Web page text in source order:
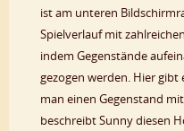
ist am unteren
Spielverlauf mit
indem Gegenstände
gezogen werden. Hier gibt
man einen Gegenstand
beschreibt Sunny diesen